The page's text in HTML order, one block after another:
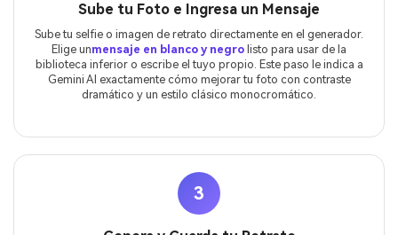
Sube tu Foto e Ingresa un Mensaje
Sube tu selfie o imagen de retrato directamente en el generador.
Elige unmensaje en blanco y negro listo para usar de la
biblioteca inferior o escribe el tuyo propio. Este paso le indica a
Gemini AI exactamente cómo mejorar tu foto con contraste
dramático y un estilo clásico monocromático.
3